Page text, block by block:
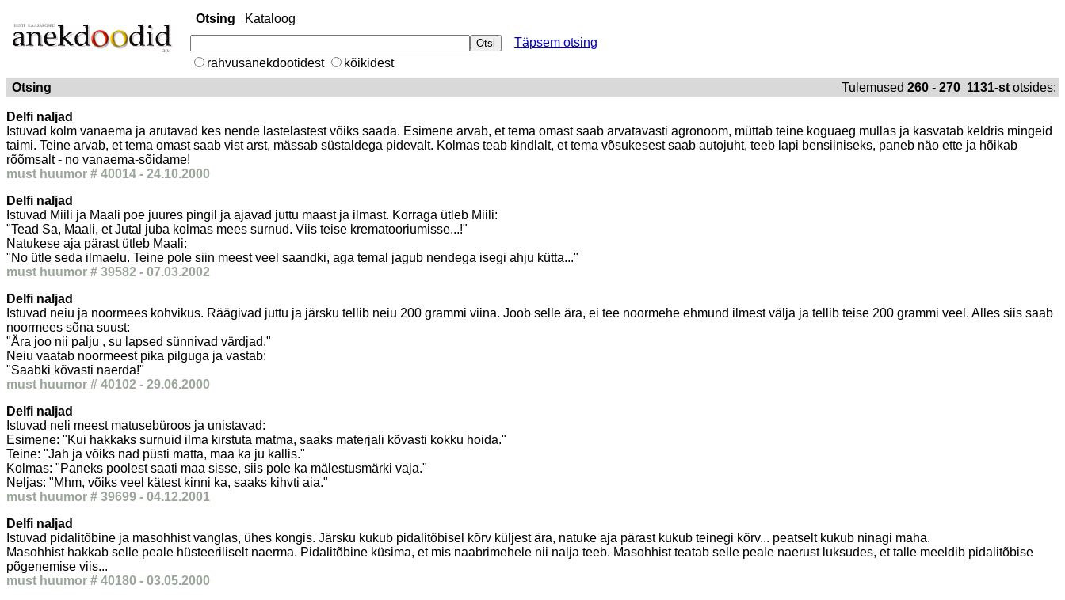
Otsing
Kataloog
Täpsem otsing
rahvusanekdootidest
kõikidest
Otsing
Tulemused 260 - 270 1131-st otsides:
Delfi naljad
Istuvad kolm vanaema ja arutavad kes nende lastelastest võiks saada. Esimene arvab, et tema omast saab arvatavasti agronoom, müttab teine koguaeg mullas ja kasvatab keldris mingeid
taimi. Teine arvab, et tema omast saab vist arst, mässab süstaldega pidevalt. Kolmas teab kindlalt, et tema võsukesest saab autojuht, teeb lapi bensiiniseks, paneb näo ette ja hõikab
rõõmsalt - no vanaema-sõidame!
must huumor # 40014 - 24.10.2000
Delfi naljad
Istuvad Miili ja Maali poe juures pingil ja ajavad juttu maast ja ilmast. Korraga ütleb Miili:
"Tead Sa, Maali, et Jutal juba kolmas mees surnud. Viis teise krematooriumisse...!"
Natukese aja pärast ütleb Maali:
"No ütle seda ilmaelu. Teine pole siin meest veel saandki, aga temal jagub nendega isegi ahju kütta..."
must huumor # 39582 - 07.03.2002
Delfi naljad
Istuvad neiu ja noormees kohvikus. Räägivad juttu ja järsku tellib neiu 200 grammi viina. Joob selle ära, ei tee noormehe ehmund ilmest välja ja tellib teise 200 grammi veel. Alles siis saab
noormees sõna suust:
"Ära joo nii palju , su lapsed sünnivad värdjad."
Neiu vaatab noormeest pika pilguga ja vastab:
"Saabki kõvasti naerda!"
must huumor # 40102 - 29.06.2000
Delfi naljad
Istuvad neli meest matusebüroos ja unistavad:
Esimene: "Kui hakkaks surnuid ilma kirstuta matma, saaks materjali kõvasti kokku hoida."
Teine: "Jah ja võiks nad püsti matta, maa ka ju kallis."
Kolmas: "Paneks poolest saati maa sisse, siis pole ka mälestusmärki vaja."
Neljas: "Mhm, võiks veel kätest kinni ka, saaks kihvti aia."
must huumor # 39699 - 04.12.2001
Delfi naljad
Istuvad pidalitõbine ja masohhist vanglas, ühes kongis. Järsku kukub pidalitõbisel kõrv küljest ära, natuke aja pärast kukub teinegi kõrv... peatselt kukub ninagi maha.
Masohhist hakkab selle peale hüsteeriliselt naerma. Pidalitõbine küsima, et mis naabrimehele nii nalja teeb. Masohhist teatab selle peale naerust luksudes, et talle meeldib pidalitõbise
põgenemise viis...
must huumor # 40180 - 03.05.2000